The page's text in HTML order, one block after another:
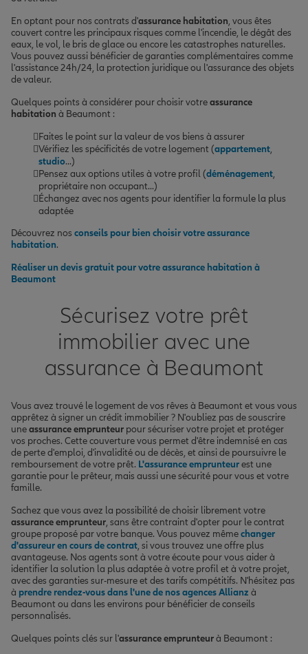
En optant pour nos contrats d'assurance habitation, vous êtes
couvert contre les principaux risques comme l'incendie, le dégât des
eaux, le vol, le bris de glace ou encore les catastrophes naturelles.
Vous pouvez aussi bénéficier de garanties complémentaires comme
l'assistance 24h/24, la protection juridique ou l'assurance des objets
de valeur.
Quelques points à considérer pour choisir votreassurance
habitation à Beaumont :
Faites le point sur la valeur de vos biens à assurer
Vérifiez les spécificités de votre logement (appartement,
studio...)
Pensez aux options utiles à votre profil (déménagement,
propriétaire non occupant...)
Échangez avec nos agents pour identifier la formule la plus
adaptée
Découvrez nos conseils pour bien choisir votre assurance
habitation.
Réaliser un devis gratuit pour votre assurance habitation à
Beaumont
Sécurisez votre prêt
immobilier avec une
assurance à Beaumont
Vous avez trouvé le logement de vos rêves à Beaumont et vous vous
apprêtez à signer un crédit immobilier ? N'oubliez pas de souscrire
uneassurance emprunteur pour sécuriser votre projet et protéger
vos proches. Cette couverture vous permet d'être indemnisé en cas
de perte d'emploi, d'invalidité ou de décès, et ainsi de poursuivre le
remboursement de votre prêt. L'assurance emprunteurest une
garantie pour le prêteur, mais aussi une sécurité pour vous et votre
famille.
Sachez que vous avez la possibilité de choisir librement votre
assurance emprunteur, sans être contraint d'opter pour le contrat
groupe proposé par votre banque. Vous pouvez mêmechanger
d'assureur en cours de contrat, si vous trouvez une offre plus
avantageuse. Nos agents sont à votre écoute pour vous aider à
identifier la solution la plus adaptée à votre profil et à votre projet,
avec des garanties sur-mesure et des tarifs compétitifs. N'hésitez pas
à prendre rendez-vous dans l'une de nos agences Allianz à
Beaumont ou dans les environs pour bénéficier de conseils
personnalisés.
Quelques points clés sur l'assurance emprunteurà Beaumont :